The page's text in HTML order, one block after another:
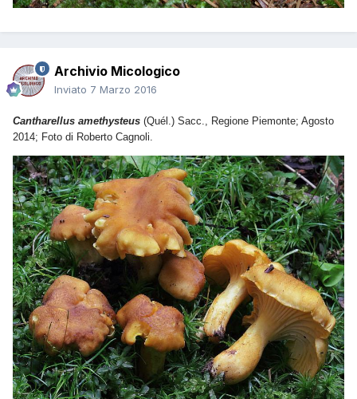
Archivio Micologico
Inviato 7 Marzo 2016
Cantharellus amethysteus (Quél.) Sacc., Regione Piemonte; Agosto
2014; Foto di Roberto Cagnoli.